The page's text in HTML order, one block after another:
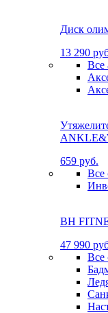
Диск
13 290
Все
659 руб.
Все
BH
47 990
Все